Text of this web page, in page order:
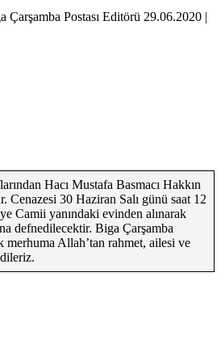
Çarşamba Postası Editörü 29.06.2020 |
Hacı Mustafa Basmacı Hakkın
Cenazesi 30 Haziran Salı günü saat 12
Camii yanındaki evinden alınarak
defnedilecektir. Biga Çarşamba
merhuma Allah’tan rahmet, ailesi ve
dileriz.